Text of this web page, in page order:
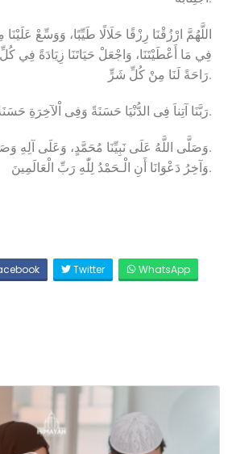
اللَّهُمَّ ارْزُقْنَا رِزْقًا حَلَالًا طَيِّبًا، وَوَسِّعْ
فِي مَا أَعْطَيْتَنَا، وَاجْعَلْ حَيَاتَنَا زِيَادَةً فِي
رَاحَةً لَنَا مِنْ كُلِّ شَرٍّ.
رَبَّنَا آتِناَ فِى الدُّنْيَا حَسَنَةً وَفِى اْلآخِرَةِ حَسَنَةً وَقِنَا عَذَابَ النَّارِ.
وَصَلَّى اللَّهُ عَلَى نَبِيِّنَا مُحَمَّدٍ، وَعَلَى آلِهِ وَصَحْبِهِ أَجْمَعِينَ.
وَآخِرُ دَعْوَانَا أَنِ الْـحَمْدُ لِلّٰهِ رَبِّ الْعَالَمِينَ.
Twitter
WhatsApp